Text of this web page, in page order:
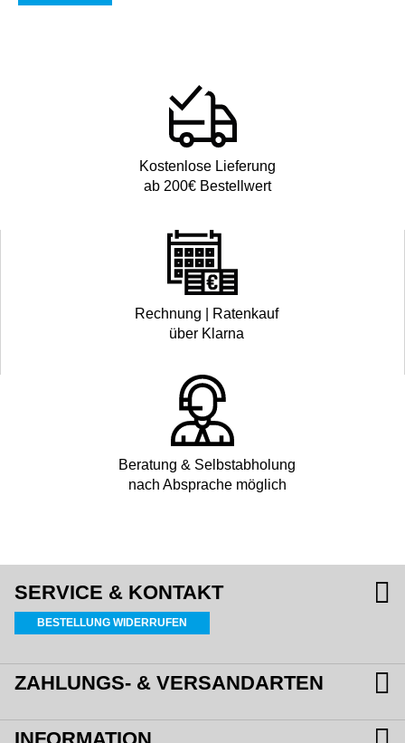
Kostenlose Lieferung
ab 200€ Bestellwert
Rechnung | Ratenkauf
über Klarna
Beratung & Selbstabholung
nach Absprache möglich
SERVICE & KONTAKT
BESTELLUNG WIDERRUFEN
ZAHLUNGS- & VERSANDARTEN